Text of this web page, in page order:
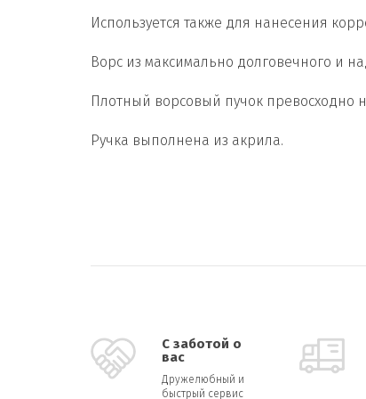
Используется также для нанесения
Ворс из максимально долговечного и
Плотный ворсовый пучок превосходно
Ручка выполнена из акрила.
С заботой о
вас
Дружелюбный и
быстрый сервис